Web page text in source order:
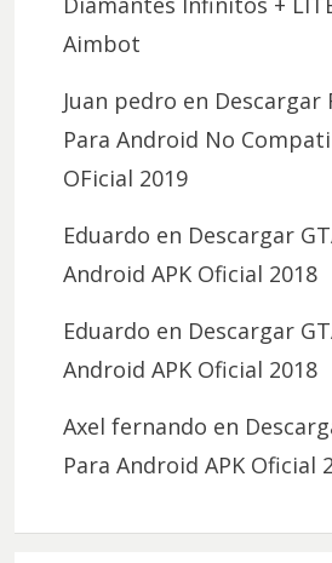
Aimbot
Juan pedro en
Para Android No
OFicial 2019
Eduardo en Descargar
Android APK Oficial 2018
Eduardo en Descargar
Android APK Oficial 2018
Axel fernando en
Para Android APK Oficial